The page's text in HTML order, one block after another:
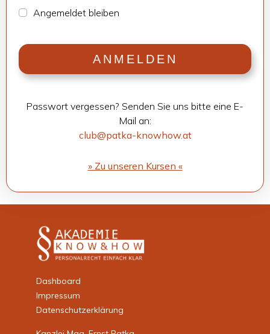
Ange­mel­det blei­ben
ANMEL­DEN
Pass­wort ver­ges­sen? Sen­den Sie uns bitte eine E-
Mail an:
club@patka-knowhow.at
» Zu unse­ren Kur­sen «
Dashboard
Impressum
Datenschutzerklärung